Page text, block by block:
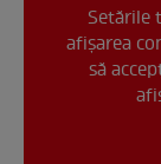
Setările
afișarea
să